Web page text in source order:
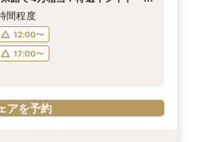
アを予約
17:00〜
アを予約
アを予約
17:00〜
アを予約
17:00〜
アを予約
17:00〜
アを予約
17:00〜
アを予約
ルなどコース試食◆じっくり相談
間程度
12:00〜
17:00〜
アを予約